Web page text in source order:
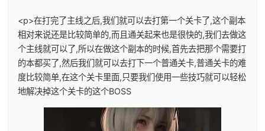
<p>在打完了主线之后,我们就可以去打第一个关卡了,这个副本
相对来说还是比较简单的,而且通关起来也是很快的,我们去做这
个主线就可以了,所以在做这个副本的时候,首先去把那个需要打
的本都买了,然后我们就可以去打下一个普通关卡,普通关卡的难
度比较简单,在这个关卡里面,只要我们使用一些技巧就可以轻松
地解决掉这个关卡的这个BOSS